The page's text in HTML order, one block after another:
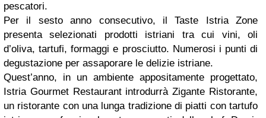
pescatori.
Per il sesto anno consecutivo, il Taste Istria Zone
presenta selezionati prodotti istriani tra cui vini, oli
d’oliva, tartufi, formaggi e prosciutto. Numerosi i punti di
degustazione per assaporare le delizie istriane.
Quest’anno, in un ambiente appositamente progettato,
Istria Gourmet Restaurant introdurrà Zigante Ristorante,
un ristorante con una lunga tradizione di piatti con tartufo